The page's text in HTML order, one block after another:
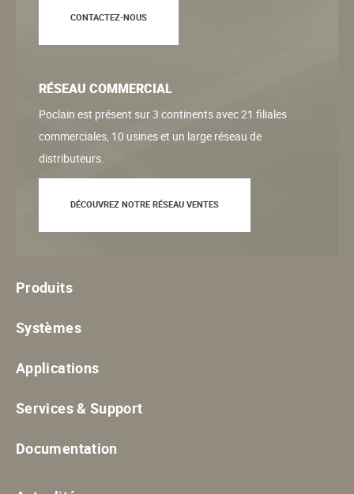
CONTACTEZ-NOUS
RÉSEAU COMMERCIAL
Poclain est présent sur 3 continents avec 21 filiales
commerciales, 10 usines et un large réseau de
distributeurs.
DÉCOUVREZ NOTRE RÉSEAU VENTES
Produits
Systèmes
Applications
Services & Support
Documentation